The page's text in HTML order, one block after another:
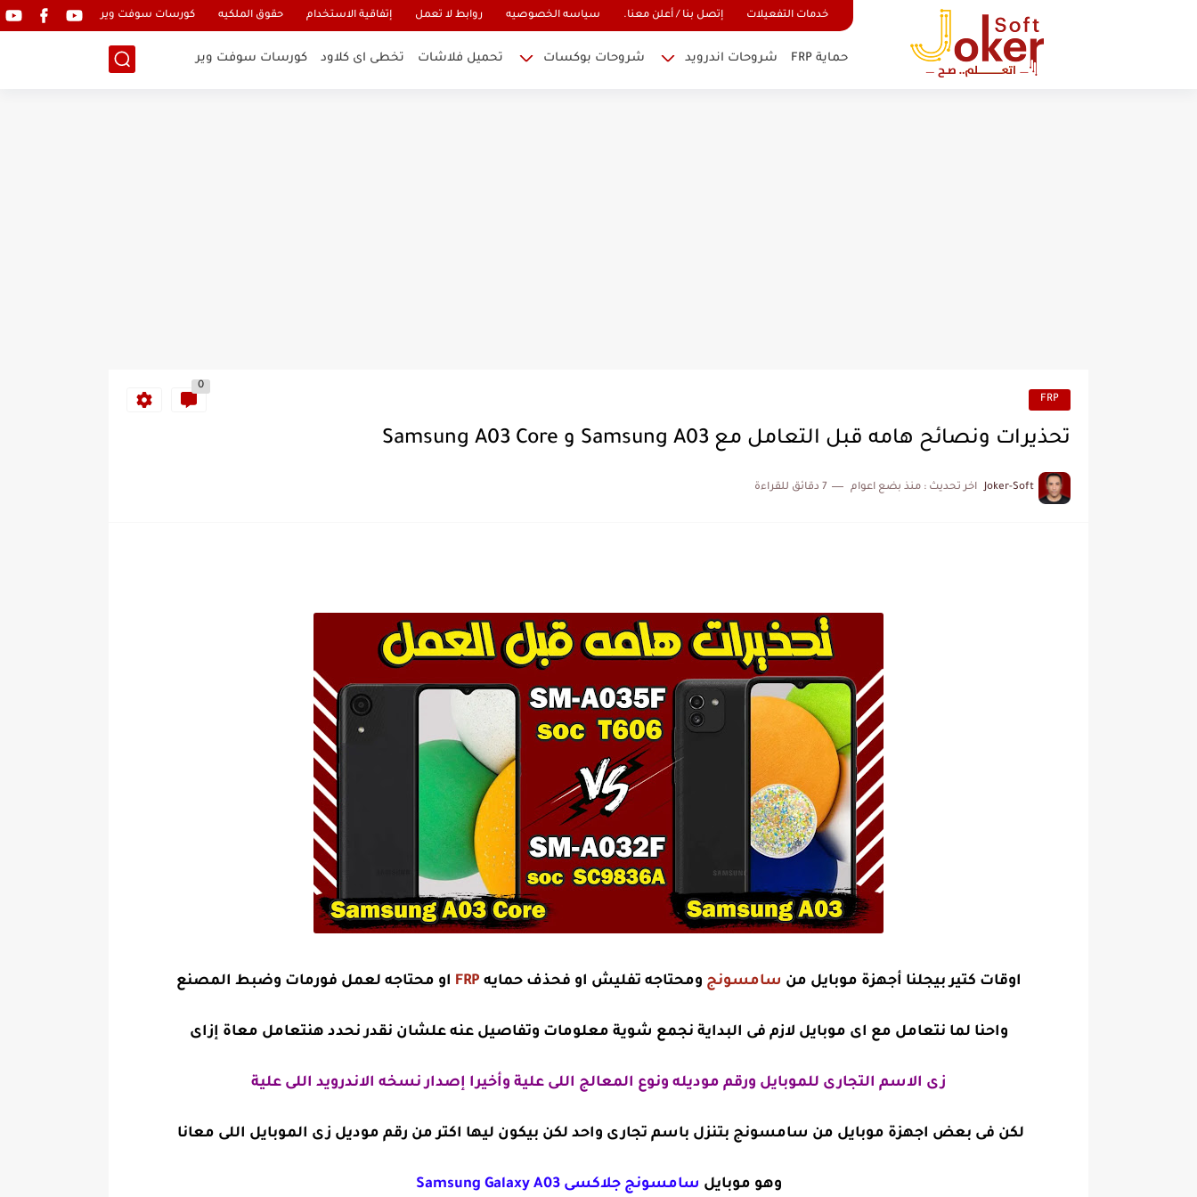
خدمات التفعيلات إتصل بنا / أعلن معنا. سياسه الخصوصيه روابط لا تعمل إتفاقية الاستخدام حقوق الملكيه كورسات سوفت وير
حماية FRP شروحات اندرويد شروحات بوكسات تحميل فلاشات تخطى اى كلاود كورسات سوفت وير
FRP
0
تحذيرات ونصائح هامه قبل التعامل مع Samsung A03 و Samsung A03 Core
Joker-Soft اخر تحديث : منذ بضع اعوام 7 دقائق للقراءة
اوقات كتير بيجلنا أجهزة موبايل من سامسونج ومحتاجه تفليش او فحذف حمايه FRP او محتاجه لعمل فورمات وضبط المصنع
واحنا لما نتعامل مع اى موبايل لازم فى البداية نجمع شوية معلومات وتفاصيل عنه علشان نقدر نحدد هنتعامل معاة إزاى
زى الاسم التجارى للموبايل ورقم موديله ونوع المعالج اللى علية وأخيرا إصدار نسخه الاندرويد اللى علية
لكن فى بعض اجهزة موبايل من سامسونج بتنزل باسم تجارى واحد لكن بيكون ليها اكتر من رقم موديل زى الموبايل اللى معانا
وهو موبايل سامسونج جلاكسى Samsung Galaxy A03